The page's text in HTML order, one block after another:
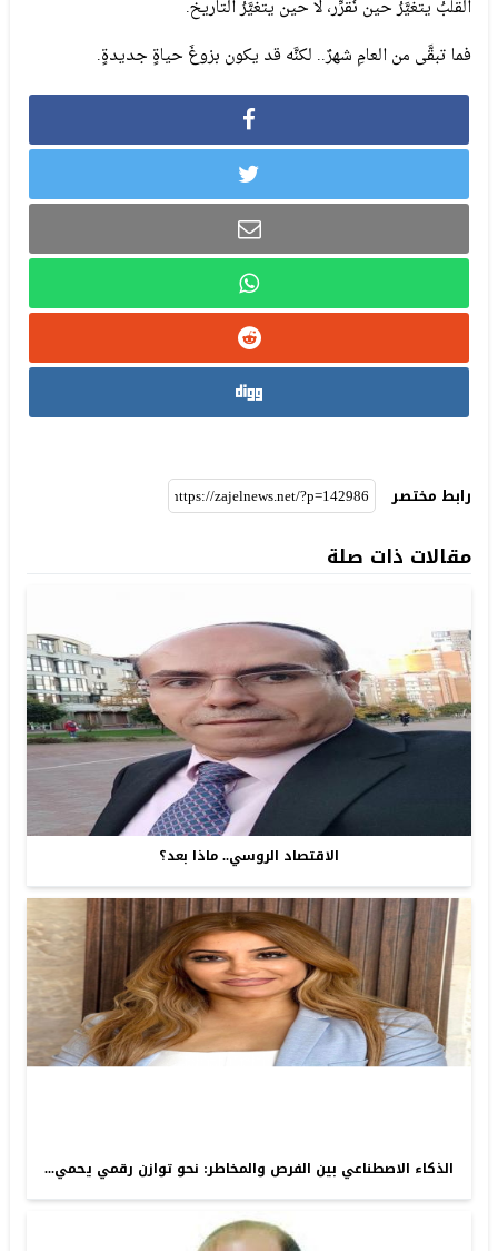
القلبُ يتغيَّرُ حين نُقرِّر، لا حين يتغيَّرُ التاريخ.
فما تبقَّى من العامِ شهرٌ.. لكنَّه قد يكون بزوغَ حياةٍ جديدةٍ.
رابط مختصر
مقالات ذات صلة
الاقتصاد الروسي.. ماذا بعد؟
الذكاء الاصطناعي بين الفرص والمخاطر: نحو توازن رقمي يحمي...